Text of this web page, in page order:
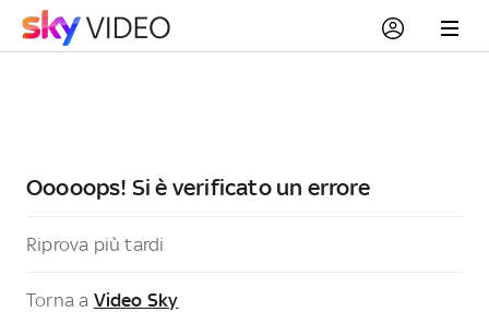
Ooooops! Si è verificato un errore
Riprova più tardi
Torna a Video Sky